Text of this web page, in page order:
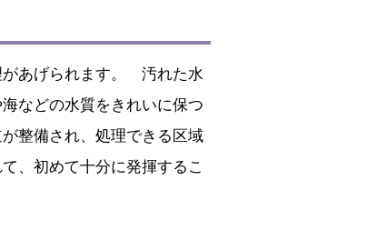
があげられます。 汚れた水
などの水質をきれいに保つ
整備され、処理できる区域
、初めて十分に発揮するこ